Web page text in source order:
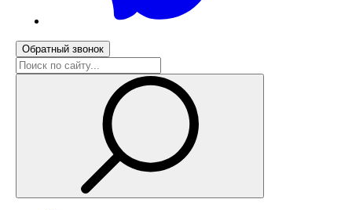
Обратный звонок